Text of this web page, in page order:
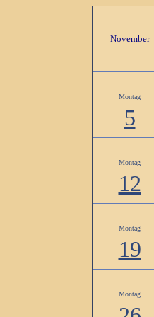
November
Montag
5
Montag
12
Montag
19
Montag